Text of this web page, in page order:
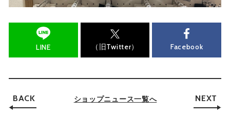
LINE （旧Twitter） Facebook
BACK ショップニュース一覧へ NEXT